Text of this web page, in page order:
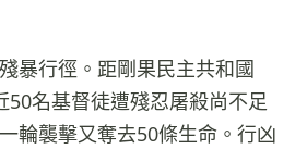
暴行徑。距剛果民主共和國
50名基督徒遭殘忍屠殺尚不足
輪襲擊又奪去50條生命。行凶